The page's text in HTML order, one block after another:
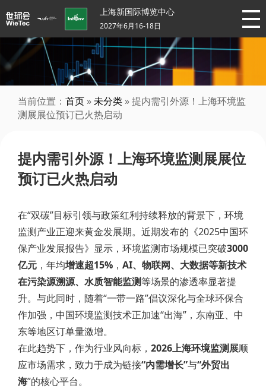
上海新国际博览中心
2027年6月16-18日
当前位置： 首页 »未分类 » 提内需引外源！上海环境监
测展展位预订已火热启动
提内需引外源！上海环境监测展展位
预订已火热启动
在“双碳”目标引领与政策红利持续释放的背景下，环境
监测产业正迎来黄金发展期。近期发布的《2025中国环
保产业发展报告》显示，环境监测市场规模已突破3000
亿元 ，年均增速超15% ， AI、物联网、大数据等新技术
在污染源溯源、水质智能监测等场景的渗透率显著提
升。与此同时，随着“一带一路”倡议深化与全球环保合
作加强，中国环境监测技术正加速“出海”，东南亚、中
东等地区订单量激增。
在此趋势下，作为行业风向标， 2026上海环境监测展顺
应市场需求，致力于成为链接“内需增长”与“外贸出
海”的核心平台。